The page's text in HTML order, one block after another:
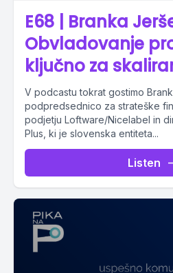
E68 | Branka
Obvladovanje
ključno za
V podcastu tokrat gostimo
podpredsednico za strateške
podjetju Loftware/Nicelabel in
Plus, ki je slovenska entiteta...
Listen